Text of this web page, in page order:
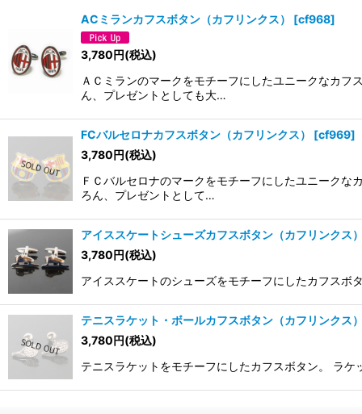
ACミランカフスボタン（カフリンクス） [cf968]
3,780円(税込)
ＡＣミランのマークをモチーフにしたユニークなカ
ん、プレゼントとしても大…
FCバルセロナカフスボタン（カフリンクス） [cf969]
3,780円(税込)
ＦＣバルセロナのマークをモチーフにしたユニーク
ろん、プレゼントとして…
アイススケートシューズカフスボタン（カフリンクス
3,780円(税込)
アイススケートのシューズをモチーフにしたカフスボ
テニスラケット・ボールカフスボタン（カフリンクス
3,780円(税込)
テニスラケットをモチーフにしたカフスボタン。 ラ